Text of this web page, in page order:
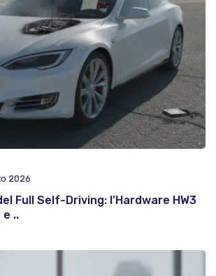
2026
Full Self-Driving: l'Hardware HW3
..